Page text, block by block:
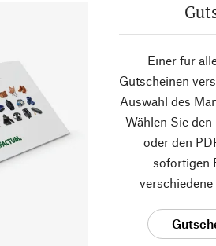
Einer für
Gutscheinen
Auswahl des
Wählen Sie
oder den
sofortigen